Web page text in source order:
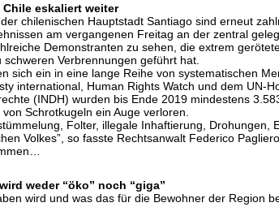
eskaliert weiter
chilenischen Hauptstadt Santiago sind erneut
am vergangenen Freitag an der zentral
Demonstranten zu sehen, die extrem
Verbrennungen geführt hat.
sich ein in eine lange Reihe von systematischen
international, Human Rights Watch und dem
(INDH) wurden bis Ende 2019 mindestens
Schrotkugeln ein Auge verloren.
Folter, illegale Inhaftierung,
Volkes”, so fasste Rechtsanwalt Federico
weder “öko” noch “giga”
wird und was das für die Bewohner der Region